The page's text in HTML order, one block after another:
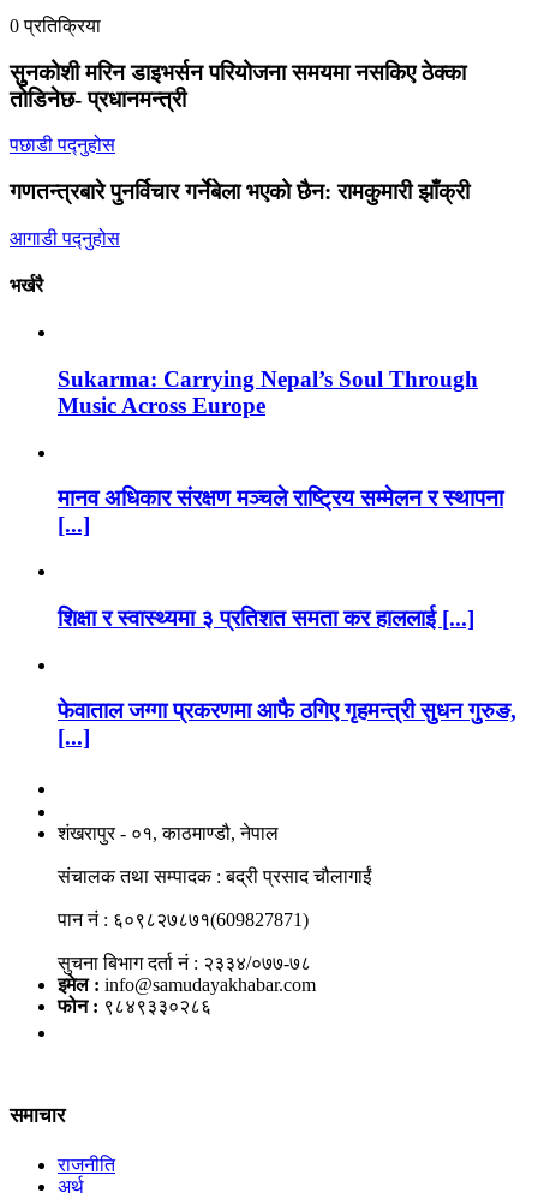
0 प्रतिक्रिया
सुुनकोशी मरिन डाइभर्सन परियोजना समयमा नसकिए ठेक्का
तोडिनेछ- प्रधानमन्त्री
पछाडी पद्नुहोस
गणतन्त्रबारे पुनर्विचार गर्नेबेला भएको छैन: रामकुमारी झाँक्री
आगाडी पद्नुहोस
भर्खरै
Sukarma: Carrying Nepal’s Soul Through
Music Across Europe
मानव अधिकार संरक्षण मञ्चले राष्ट्रिय सम्मेलन र स्थापना
[...]
शिक्षा र स्वास्थ्यमा ३ प्रतिशत समता कर हाललाई [...]
फेवाताल जग्गा प्रकरणमा आफै ठगिए गृहमन्त्री सुधन गुरुङ,
[...]
शंखरापुर - ०१, काठमाण्डौ, नेपाल
संचालक तथा सम्पादक : बद्री प्रसाद चौलागाईं
पान नं : ६०९८२७८७१(609827871)
सुचना बिभाग दर्ता नं : २३३४/०७७-७८
इमेल : info@samudayakhabar.com
फोन : ९८४९३३०२८६
समाचार
राजनीति
अर्थ